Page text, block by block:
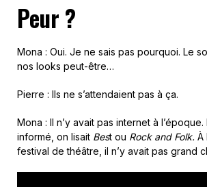
Peur ?
Mona : Oui. Je ne sais pas pourquoi. Le
nos looks peut-être…
Pierre : Ils ne s’attendaient pas à ça.
Mona : Il n’y avait pas internet à
informé, on lisait Best ou Rock and Folk. À
festival de théâtre, il n’y avait pas grand